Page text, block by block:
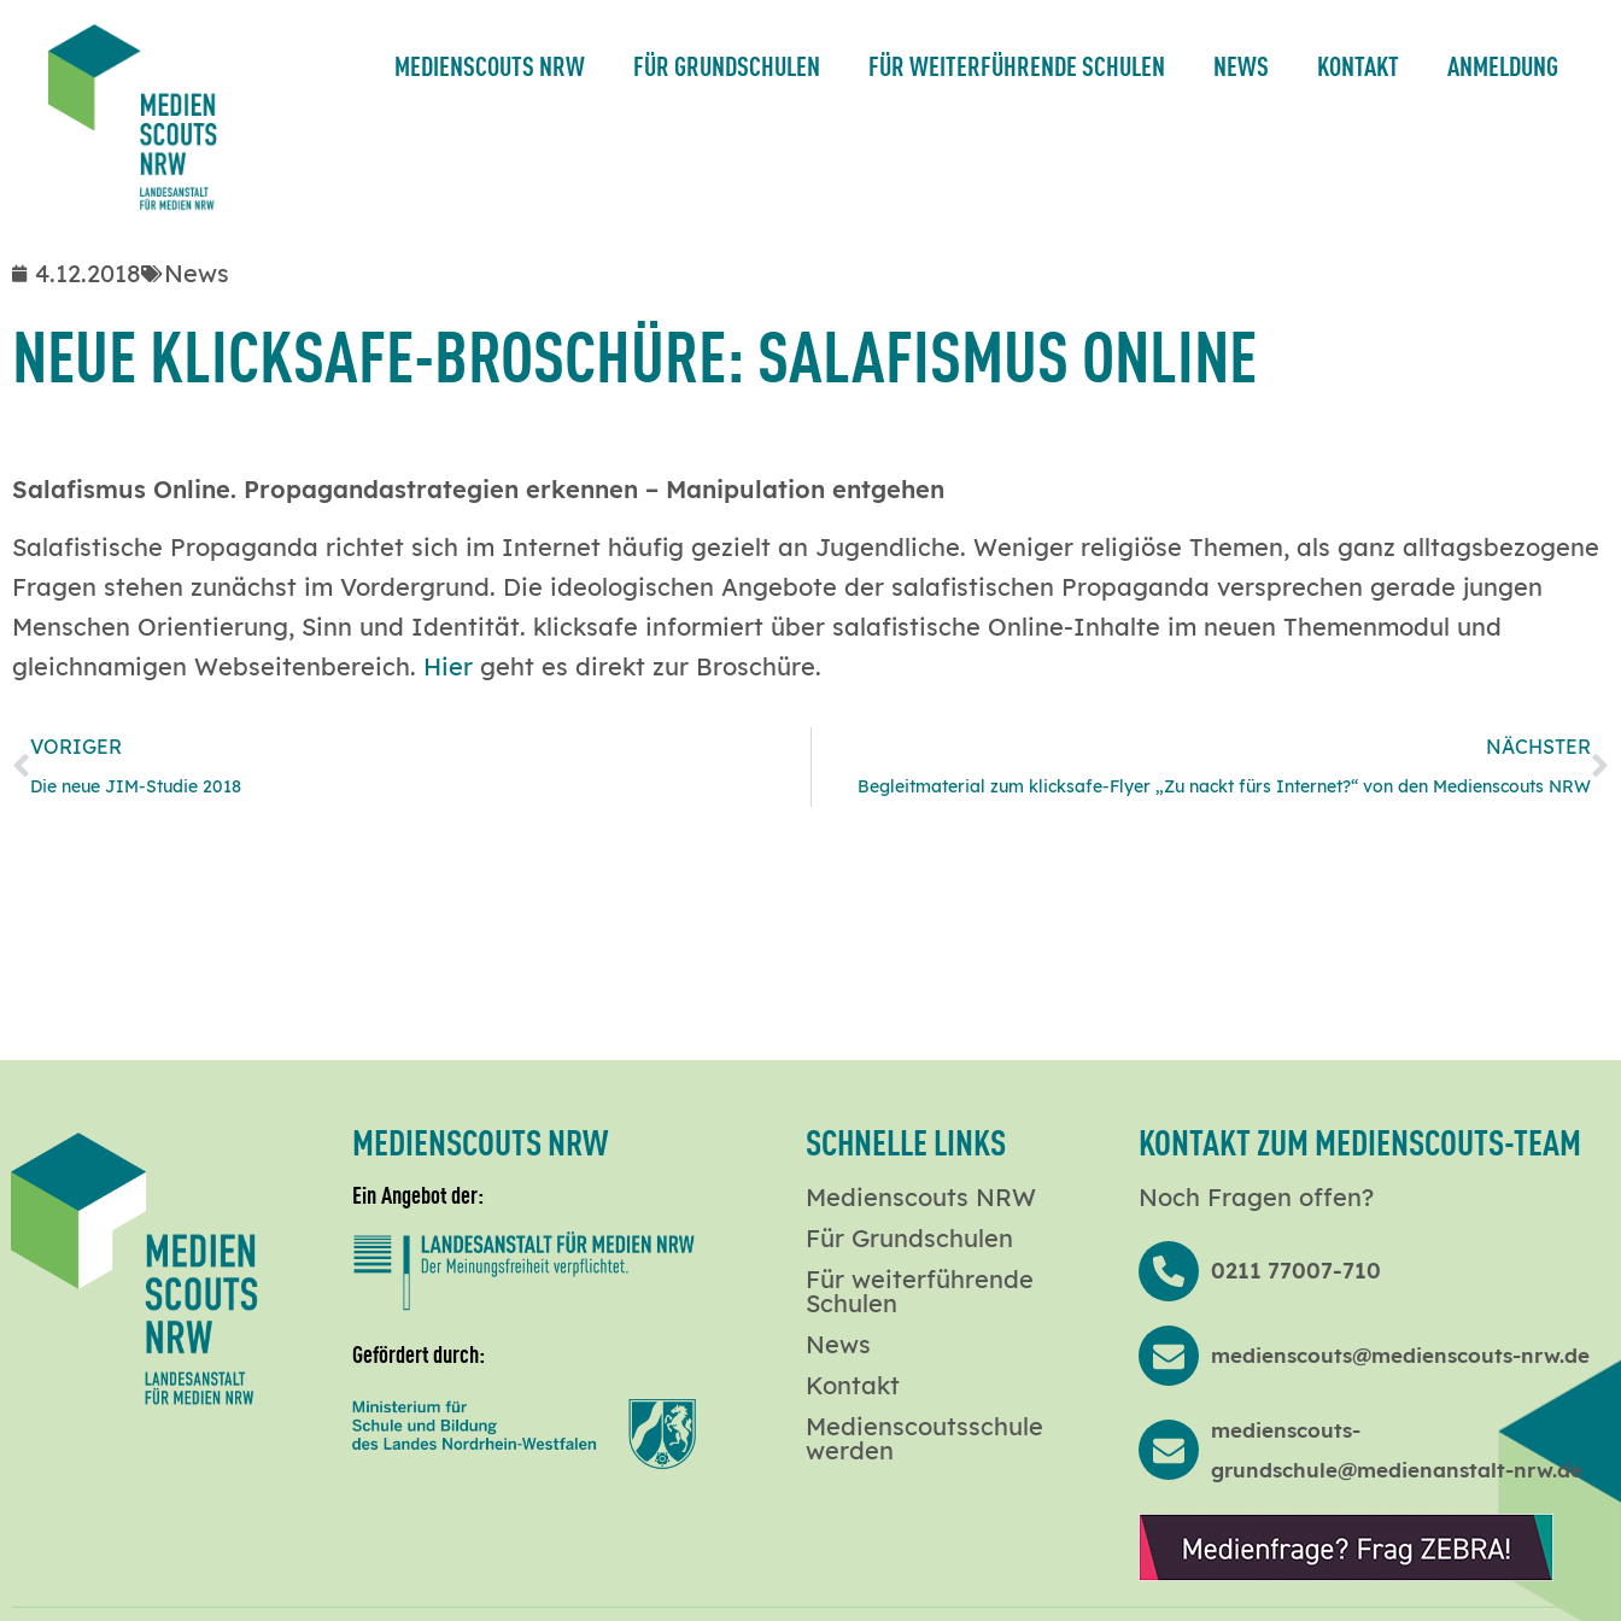
MEDIENSCOUTS NRW FÜR GRUNDSCHULEN FÜR WEITERFÜHRENDE SCHULEN NEWS KONTAKT ANMELDUNG
4.12.2018 News
NEUE KLICKSAFE-BROSCHÜRE: SALAFISMUS ONLINE
Salafismus Online. Propagandastrategien erkennen – Manipulation entgehen
Salafistische Propaganda richtet sich im Internet häufig gezielt an Jugendliche. Weniger religiöse Themen, als ganz alltagsbezogene
Fragen stehen zunächst im Vordergrund. Die ideologischen Angebote der salafistischen Propaganda versprechen gerade jungen
Menschen Orientierung, Sinn und Identität. klicksafe informiert über salafistische Online-Inhalte im neuen Themenmodul und
gleichnamigen Webseitenbereich. Hier geht es direkt zur Broschüre.
VORIGER
Die neue JIM-Studie 2018
NÄCHSTER
Begleitmaterial zum klicksafe-Flyer „Zu nackt fürs Internet?“ von den Medienscouts NRW
MEDIENSCOUTS NRW
Ein Angebot der:
Gefördert durch:
SCHNELLE LINKS
Medienscouts NRW
Für Grundschulen
Für weiterführende
Schulen
News
Kontakt
Medienscoutsschule
werden
KONTAKT ZUM MEDIENSCOUTS-TEAM
Noch Fragen offen?
0211 77007-710
medienscouts@medienscouts-nrw.de
medienscouts-
grundschule@medienanstalt-nrw.de